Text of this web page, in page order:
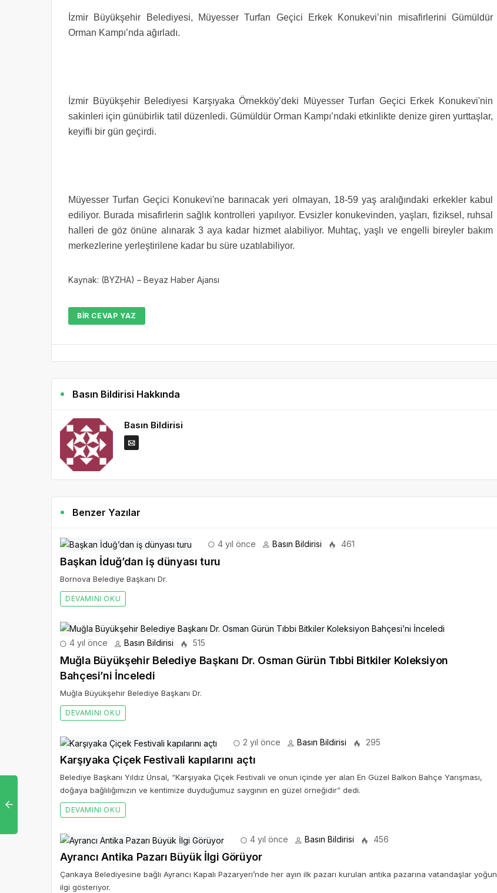
İzmir Büyükşehir Belediyesi, Müyesser Turfan Geçici Erkek Konukevi’nin misafirlerini Gümüldür
Orman Kampı’nda ağırladı.
İzmir Büyükşehir Belediyesi Karşıyaka Örnekköy’deki Müyesser Turfan Geçici Erkek Konukevi'nin
sakinleri için günübirlik tatil düzenledi. Gümüldür Orman Kampı’ndaki etkinlikte denize giren yurttaşlar,
keyifli bir gün geçirdi.
Müyesser Turfan Geçici Konukevi'ne barınacak yeri olmayan, 18-59 yaş aralığındaki erkekler kabul
ediliyor. Burada misafirlerin sağlık kontrolleri yapılıyor. Evsizler konukevinden, yaşları, fiziksel, ruhsal
halleri de göz önüne alınarak 3 aya kadar hizmet alabiliyor. Muhtaç, yaşlı ve engelli bireyler bakım
merkezlerine yerleştirilene kadar bu süre uzatılabiliyor.
Kaynak: (BYZHA) – Beyaz Haber Ajansı
BIR CEVAP YAZ
Basın Bildirisi Hakkında
Basın Bildirisi
Benzer Yazılar
4 yıl önce Basın Bildirisi 461
Başkan İduğ’dan iş dünyası turu
Bornova Belediye Başkanı Dr.
DEVAMINI OKU
4 yıl önce Basın Bildirisi 515
Muğla Büyükşehir Belediye Başkanı Dr. Osman Gürün Tıbbi Bitkiler Koleksiyon
Bahçesi’ni İnceledi
Muğla Büyükşehir Belediye Başkanı Dr.
DEVAMINI OKU
2 yıl önce Basın Bildirisi 295
Karşıyaka Çiçek Festivali kapılarını açtı
Belediye Başkanı Yıldız Ünsal, “Karşıyaka Çiçek Festivali ve onun içinde yer alan En Güzel Balkon Bahçe Yarışması,
doğaya bağlılığımızın ve kentimize duyduğumuz saygının en güzel örneğidir” dedi.
DEVAMINI OKU
4 yıl önce Basın Bildirisi 456
Ayrancı Antika Pazarı Büyük İlgi Görüyor
Çankaya Belediyesine bağlı Ayrancı Kapalı Pazaryeri’nde her ayın ilk pazarı kurulan antika pazarına vatandaşlar yoğun
ilgi gösteriyor.